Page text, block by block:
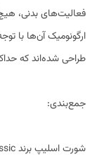
فعالیت‌های بدنی،
ارگونومیک آن‌ها با
طراحی شده‌اند که
جمع‌بندی: